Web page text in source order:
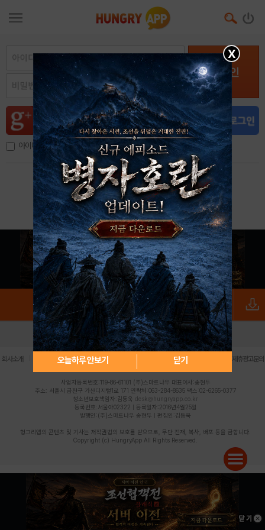
로그인
아이디, 이메일 저장
아이디 / 비밀번호 찾기 회원가입
X
오늘하루 안보기 닫기
로그인 PC버전 전체앱
회사소개 | 개인정보 처리방침 불법촬영물 신고센터 제휴광고문의
사업자등록번호:119-86-61101 (주)스마트나우 대표이사:송현두
주소: 서울시 금천구 가산디지털1로 171 연락처:063-284-8635 팩스:02-6265-0377
청소년보호책임자:김동욱 desk@hungryapp.co.kr
등록번호:서울아02322 | 등록일자:2016년4월25일
발행인:(주)스마트나우 송현두 | 편집인:김동욱
헝그리앱의 콘텐츠 및 기사는 저작권법의 보호를 받으므로, 무단 전재, 복사, 배포 등을 금합니다.
Copyright (c) HungryApp All Rights Reserved.